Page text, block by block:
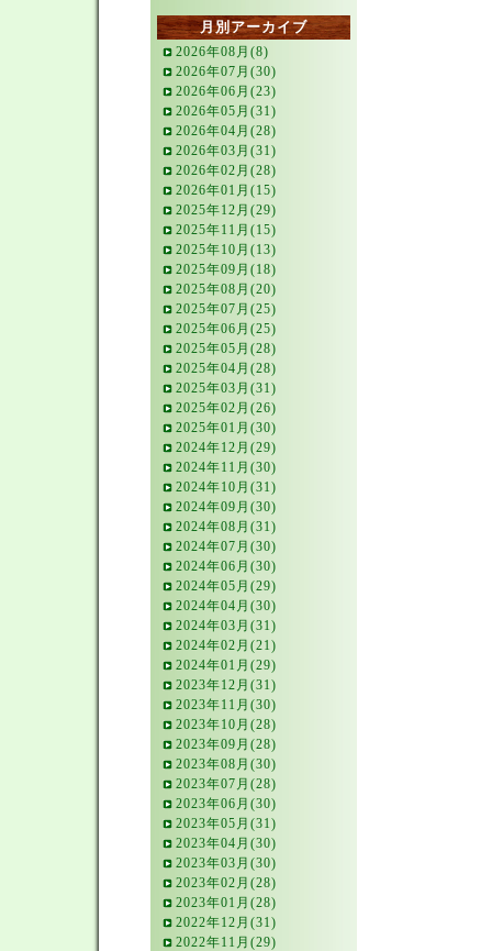
月別アーカイブ
2026年08月(8)
2026年07月(30)
2026年06月(23)
2026年05月(31)
2026年04月(28)
2026年03月(31)
2026年02月(28)
2026年01月(15)
2025年12月(29)
2025年11月(15)
2025年10月(13)
2025年09月(18)
2025年08月(20)
2025年07月(25)
2025年06月(25)
2025年05月(28)
2025年04月(28)
2025年03月(31)
2025年02月(26)
2025年01月(30)
2024年12月(29)
2024年11月(30)
2024年10月(31)
2024年09月(30)
2024年08月(31)
2024年07月(30)
2024年06月(30)
2024年05月(29)
2024年04月(30)
2024年03月(31)
2024年02月(21)
2024年01月(29)
2023年12月(31)
2023年11月(30)
2023年10月(28)
2023年09月(28)
2023年08月(30)
2023年07月(28)
2023年06月(30)
2023年05月(31)
2023年04月(30)
2023年03月(30)
2023年02月(28)
2023年01月(28)
2022年12月(31)
2022年11月(29)